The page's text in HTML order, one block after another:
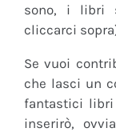
sono, i libri
cliccarci
Se vuoi
che lasci un
fantastici
inserirò,